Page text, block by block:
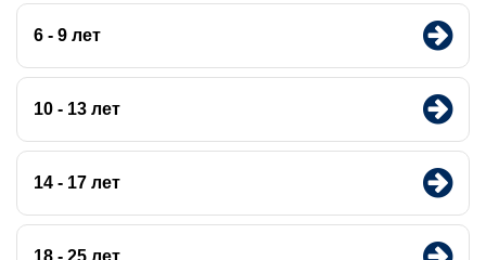
6 - 9 лет
10 - 13 лет
14 - 17 лет
18 - 25 лет